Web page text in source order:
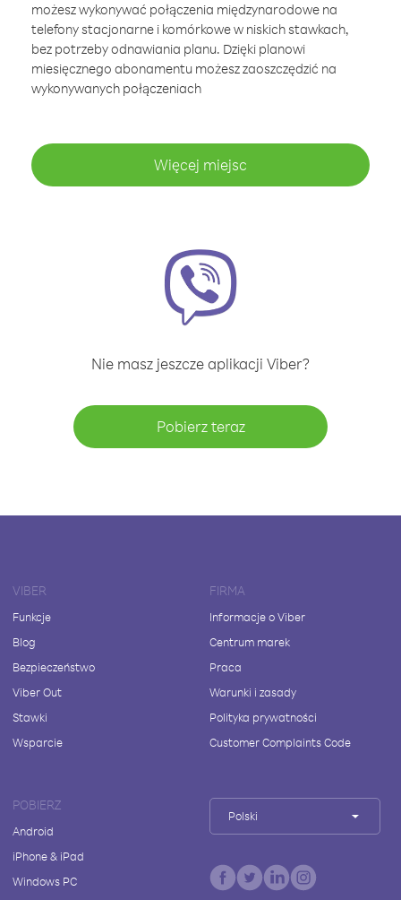
możesz wykonywać połączenia międzynarodowe na
telefony stacjonarne i komórkowe w niskich stawkach,
bez potrzeby odnawiania planu. Dzięki planowi
miesięcznego abonamentu możesz zaoszczędzić na
wykonywanych połączeniach
Więcej miejsc
Nie masz jeszcze aplikacji Viber?
Pobierz teraz
VIBER
Funkcje
Blog
Bezpieczeństwo
Viber Out
Stawki
Wsparcie
FIRMA
Informacje o Viber
Centrum marek
Praca
Warunki i zasady
Polityka prywatności
Customer Complaints Code
POBIERZ
Android
iPhone & iPad
Windows PC
Polski